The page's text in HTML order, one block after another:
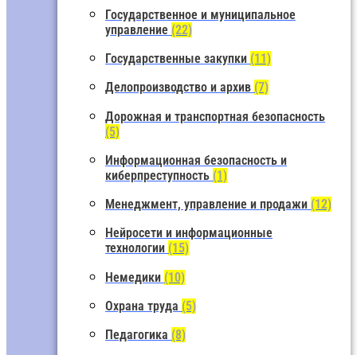
Государственное и муниципальное
управление (22)
Государственные закупки (11)
Делопроизводство и архив (7)
Дорожная и транспортная безопасность
(5)
Информационная безопасность и
киберпреступность (1)
Менеджмент, управление и продажи (12)
Нейросети и информационные
технологии (15)
Немедики (10)
Охрана труда (5)
Педагогика (8)